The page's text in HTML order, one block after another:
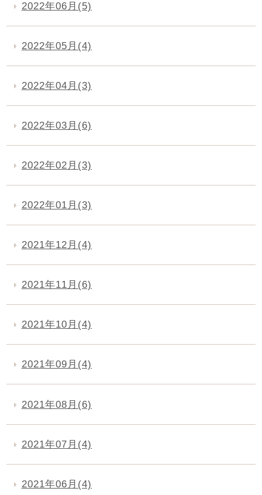
2022年06月(5)
2022年05月(4)
2022年04月(3)
2022年03月(6)
2022年02月(3)
2022年01月(3)
2021年12月(4)
2021年11月(6)
2021年10月(4)
2021年09月(4)
2021年08月(6)
2021年07月(4)
2021年06月(4)